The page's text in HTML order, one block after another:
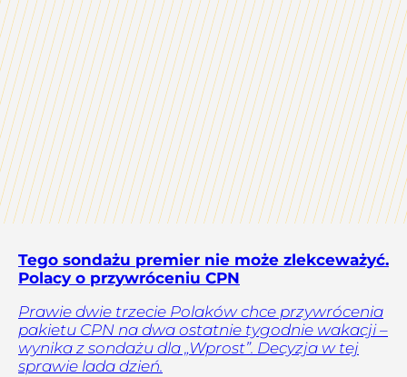
Tego sondażu premier nie może zlekceważyć.
Polacy o przywróceniu CPN
Prawie dwie trzecie Polaków chce przywrócenia
pakietu CPN na dwa ostatnie tygodnie wakacji –
wynika z sondażu dla „Wprost”. Decyzja w tej
sprawie lada dzień.